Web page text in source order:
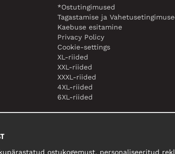
*Ostutingimused
Tagastamise ja
Kaebuse esitamine
Privacy Policy
Cookie-settings
XL-riided
XXL-riided
XXXL-riided
4XL-riided
6XL-riided
ostukogemust, personaliseeritud